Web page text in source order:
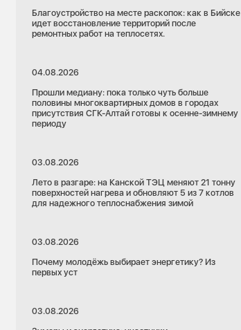
Благоустройство на месте раскопок: как в Бийске
идет восстановление территорий после
ремонтных работ на теплосетях.
04.08.2026
Прошли медиану: пока только чуть больше
половины многоквартирных домов в городах
присутствия СГК-Алтай готовы к осенне-зимнему
периоду
03.08.2026
Лето в разгаре: на Канской ТЭЦ меняют 21 тонну
поверхностей нагрева и обновляют 5 из 7 котлов
для надежного теплоснабжения зимой
03.08.2026
Почему молодёжь выбирает энергетику? Из
первых уст
03.08.2026